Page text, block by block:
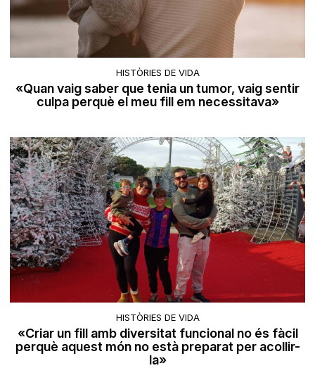
HISTÒRIES DE VIDA
«Quan vaig saber que tenia un tumor, vaig sentir
culpa perquè el meu fill em necessitava»
HISTÒRIES DE VIDA
«Criar un fill amb diversitat funcional no és fàcil
perquè aquest món no està preparat per acollir-
la»